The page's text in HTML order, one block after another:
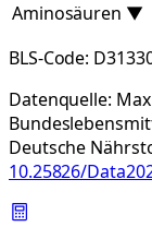
Aminosäuren ▼
BLS-Code:
Datenquelle:
Deutsche
10.25826/